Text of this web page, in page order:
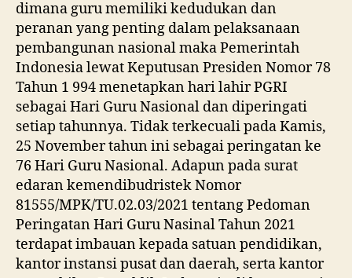
dimana guru memiliki kedudukan dan
peranan yang penting dalam pelaksanaan
pembangunan nasional maka Pemerintah
Indonesia lewat Keputusan Presiden Nomor 78
Tahun 1 994 menetapkan hari lahir PGRI
sebagai Hari Guru Nasional dan diperingati
setiap tahunnya. Tidak terkecuali pada Kamis,
25 November tahun ini sebagai peringatan ke
76 Hari Guru Nasional. Adapun pada surat
edaran kemendibudristek Nomor
81555/MPK/TU.02.03/2021 tentang Pedoman
Peringatan Hari Guru Nasinal Tahun 2021
terdapat imbauan kepada satuan pendidikan,
kantor instansi pusat dan daerah, serta kantor